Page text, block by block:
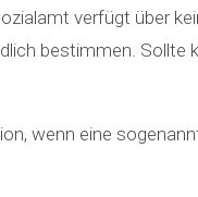
verfügt über
bestimmen. Sollte
wenn eine